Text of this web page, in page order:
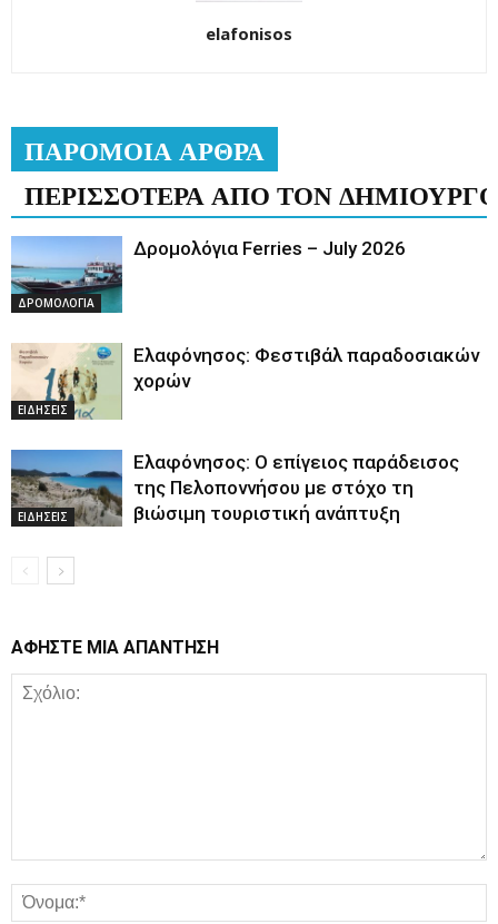
elafonisos
ΠΑΡΟΜΟΙΑ ΑΡΘΡΑ
ΠΕΡΙΣΣΟΤΕΡΑ ΑΠΟ ΤΟΝ ΔΗΜΙΟΥΡΓΟ
ΔΡΟΜΟΛΟΓΙΑ
Δρομολόγια Ferries – July 2026
ΕΙΔΗΣΕΙΣ
Ελαφόνησος: Φεστιβάλ παραδοσιακών
χορών
ΕΙΔΗΣΕΙΣ
Ελαφόνησος: Ο επίγειος παράδεισος
της Πελοποννήσου με στόχο τη
βιώσιμη τουριστική ανάπτυξη
ΑΦΗΣΤΕ ΜΙΑ ΑΠΑΝΤΗΣΗ